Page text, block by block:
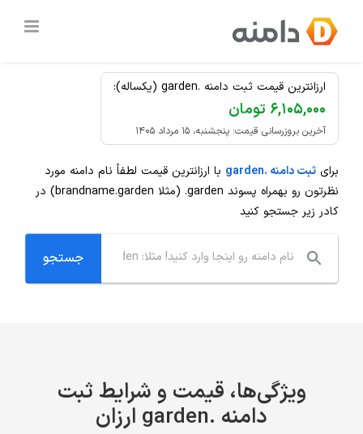
content
ثبت دامنه
ارزانترین قیمت ثبت دامنه .garden (یکساله):
۶,۱۰۵,۰۰۰ تومان
آخرین بروزرسانی قیمت: پنجشنبه، ۱۵ مرداد ۱۴۰۵
برای ثبت دامنه .garden
با ارزانترین قیمت لطفاً نام دامنه مورد
نظرتون رو بهمراه پسوند .garden
(مثلا brandname.garden) در
کادر زیر جستجو کنید
ویژگی‌ها، قیمت و شرایط ثبت
دامنه .garden ارزان